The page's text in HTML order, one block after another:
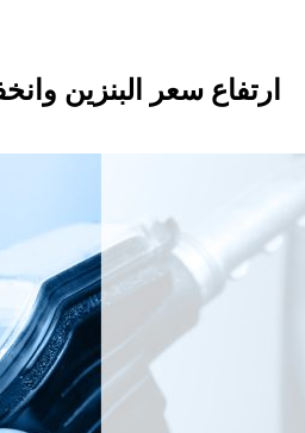
ارتفاع سعر البنزين